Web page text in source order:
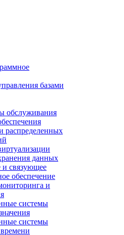
базами
обслуживания
распределенных
данных
и связующее
обеспечение
и
системы
системы